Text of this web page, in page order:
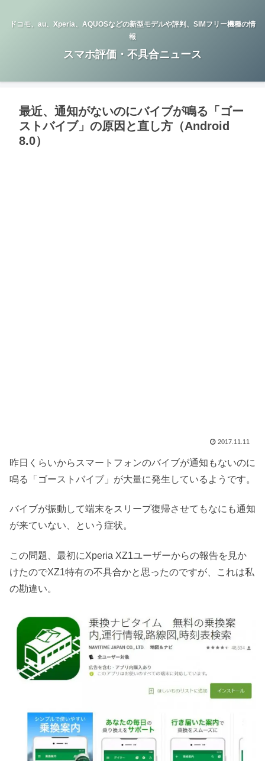
ドコモ、au、Xperia、AQUOSなどの新型モデルや評判、SIMフリー機種の情
報
スマホ評価・不具合ニュース
最近、通知がないのにバイブが鳴る「ゴー
ストバイブ」の原因と直し方（Android
8.0）
2017.11.11
昨日くらいからスマートフォンのバイブが通知もないのに
鳴る「ゴーストバイブ」が大量に発生しているようです。
バイブが振動して端末をスリープ復帰させてもなにも通知
が来ていない、という症状。
この問題、最初にXperia XZ1ユーザーからの報告を見か
けたのでXZ1特有の不具合かと思ったのですが、これは私
の勘違い。